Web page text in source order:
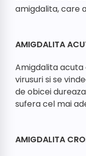
amigdalita, care
AMIGDALITA
Amigdalita
virusuri si se
de obicei
sufera cel mai
AMIGDALITA